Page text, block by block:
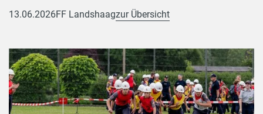
13.06.2026FF Landshaagzur Übersicht